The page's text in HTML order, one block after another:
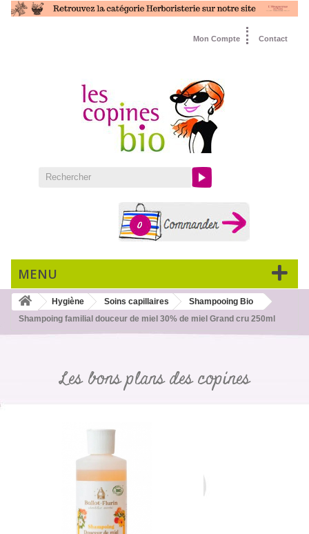
Contact
Mon Compte
0
MENU
Hygiène Soins capillaires
Shampooing Bio
Shampoing familial douceur de miel 30% de miel Grand cru 250ml
Les bons plans des copines